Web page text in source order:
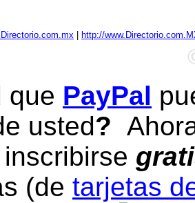
http://
que PayPal
usted?
(de tarjetas